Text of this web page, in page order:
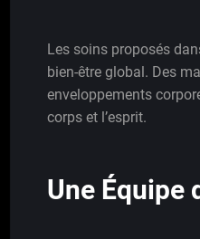
Les soins proposés
bien-être global. Des
enveloppements
corps et l’esprit.
Une Équipe